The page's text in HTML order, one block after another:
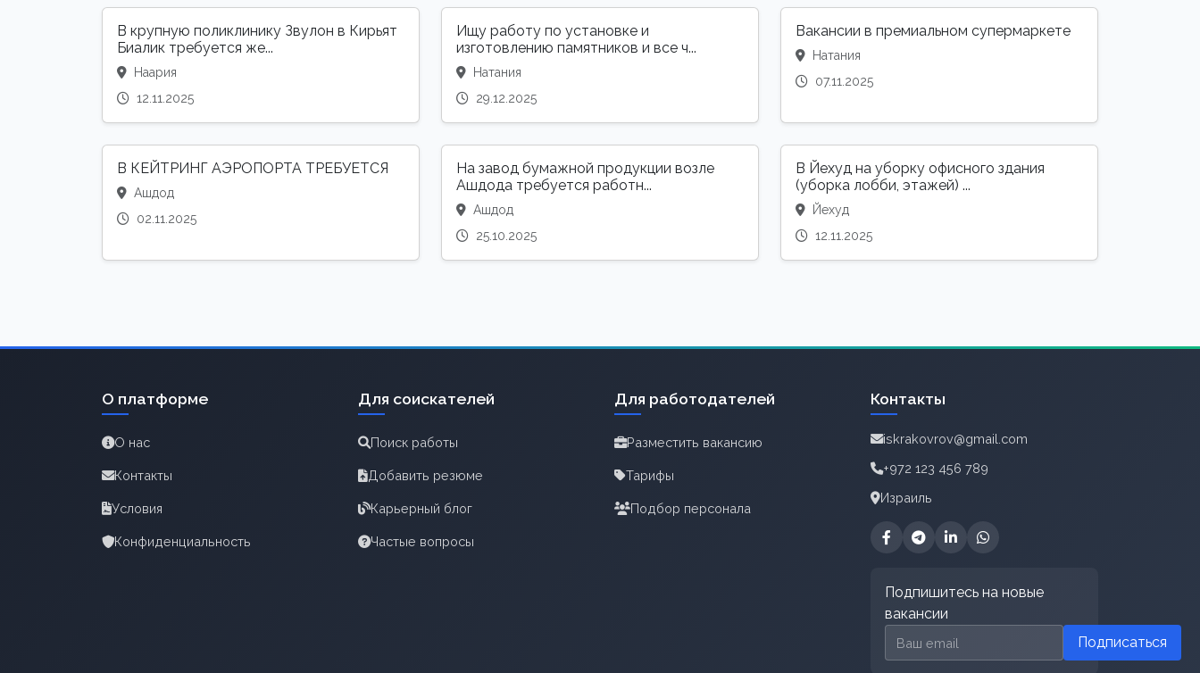
В крупную поликлинику Звулон в Кирьят
Биалик требуется же...
Наария
12.11.2025
Ищу работу по установке и
изготовлению памятников и все ч...
Натания
29.12.2025
Вакансии в премиальном супермаркете
Натания
07.11.2025
В КЕЙТРИНГ АЭРОПОРТА ТРЕБУЕТСЯ
Ашдод
02.11.2025
На завод бумажной продукции возле
Ашдода требуется работн...
Ашдод
25.10.2025
В Йехуд на уборку офисного здания
(уборка лобби, этажей) ...
Йехуд
12.11.2025
О платформе
О нас
Контакты
Условия
Конфиденциальность
Для соискателей
Поиск работы
Добавить резюме
Карьерный блог
Частые вопросы
Для работодателей
Разместить вакансию
Тарифы
Подбор персонала
Контакты
iskrakovrov@gmail.com
+972 123 456 789
Израиль
Подпишитесь на новые
вакансии
Email для подписки
Подписаться